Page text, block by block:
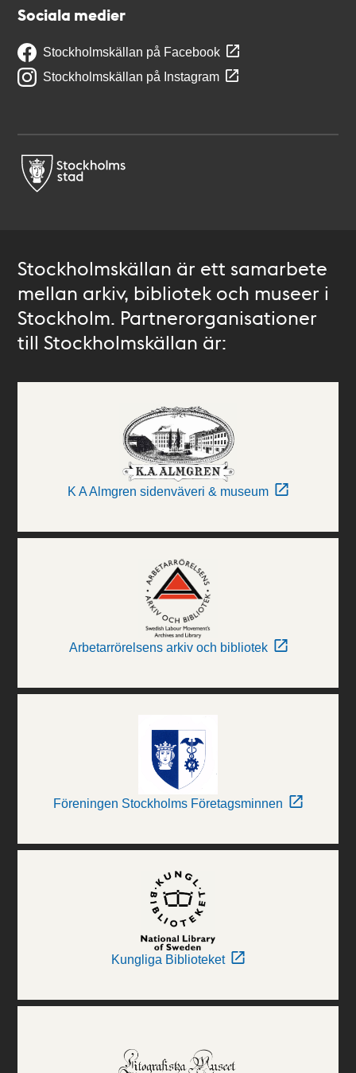
Sociala medier
Stockholmskällan på Facebook
Stockholmskällan på Instagram
Stockholmskällan är ett samarbete
mellan arkiv, bibliotek och museer i
Stockholm. Partnerorganisationer
till Stockholmskällan är:
K A Almgren sidenväveri & museum
Arbetarrörelsens arkiv och bibliotek
Föreningen Stockholms Företagsminnen
Kungliga Biblioteket